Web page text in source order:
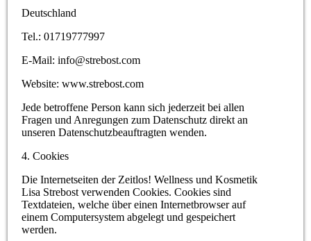
Deutschland
Tel.: 01719777997
E-Mail: info@strebost.com
Website: www.strebost.com
Jede betroffene Person kann sich jederzeit bei allen
Fragen und Anregungen zum Datenschutz direkt an
unseren Datenschutzbeauftragten wenden.
4. Cookies
Die Internetseiten der Zeitlos! Wellness und Kosmetik
Lisa Strebost verwenden Cookies. Cookies sind
Textdateien, welche über einen Internetbrowser auf
einem Computersystem abgelegt und gespeichert
werden.